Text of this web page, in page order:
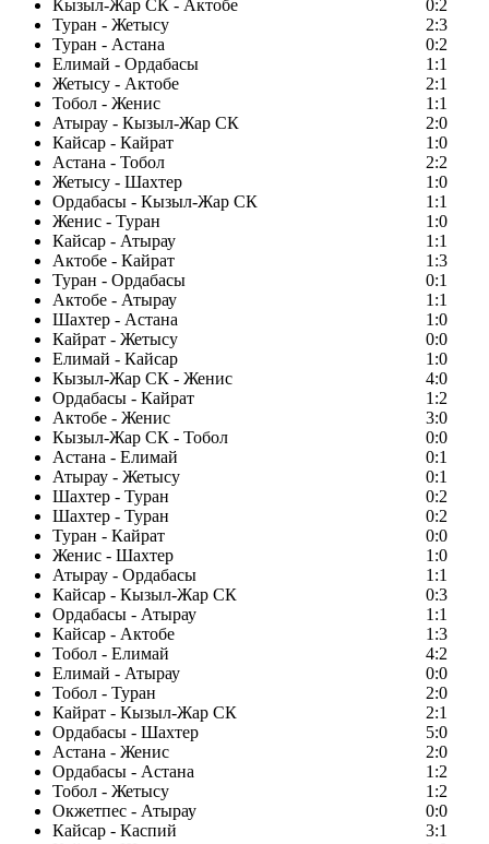
Кызыл-Жар СК - Актобе
0:2
Туран - Жетысу
2:3
Туран - Астана
0:2
Елимай - Ордабасы
1:1
Жетысу - Актобе
2:1
Тобол - Женис
1:1
Атырау - Кызыл-Жар СК
2:0
Кайсар - Кайрат
1:0
Астана - Тобол
2:2
Жетысу - Шахтер
1:0
Ордабасы - Кызыл-Жар СК
1:1
Женис - Туран
1:0
Кайсар - Атырау
1:1
Актобе - Кайрат
1:3
Туран - Ордабасы
0:1
Актобе - Атырау
1:1
Шахтер - Астана
1:0
Кайрат - Жетысу
0:0
Елимай - Кайсар
1:0
Кызыл-Жар СК - Женис
4:0
Ордабасы - Кайрат
1:2
Актобе - Женис
3:0
Кызыл-Жар СК - Тобол
0:0
Астана - Елимай
0:1
Атырау - Жетысу
0:1
Шахтер - Туран
0:2
Шахтер - Туран
0:2
Туран - Кайрат
0:0
Женис - Шахтер
1:0
Атырау - Ордабасы
1:1
Кайсар - Кызыл-Жар СК
0:3
Ордабасы - Атырау
1:1
Кайсар - Актобе
1:3
Тобол - Елимай
4:2
Елимай - Атырау
0:0
Тобол - Туран
2:0
Кайрат - Кызыл-Жар СК
2:1
Ордабасы - Шахтер
5:0
Астана - Женис
2:0
Ордабасы - Астана
1:2
Тобол - Жетысу
1:2
Окжетпес - Атырау
0:0
Кайсар - Каспий
3:1